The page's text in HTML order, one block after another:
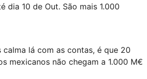
dia 10 de Out. São mais 1.000
lá com as contas, é que 20
mexicanos não chegam a 1.000 M€